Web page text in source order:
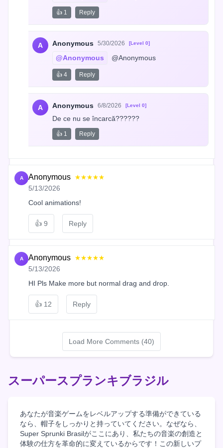
👍 1 Reply
A Anonymous 5/30/2026 [Level 0]
@Anonymous @Anonymous
👍 4 Reply
A Anonymous 6/8/2026 [Level 0]
De ce nu se încarcă??????
👍 1 Reply
A Anonymous ★★★★★
5/13/2026
Cool animations!
👍 9 Reply
A Anonymous ★★★★★
5/13/2026
HI Pls Make more but normal drag and drop.
👍 12 Reply
Load More Comments (40)
スーパースプランキブラジル
あなたが音楽ゲームをレベルアップする準備ができている
なら、帽子をしっかりと持っていてください。なぜなら、
Super Sprunki Brasilがここにあり、私たちの音楽の創造と
体験の仕方を革命的に変えているからです！この新しいプ